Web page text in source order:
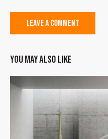
YOU MAY ALSO LIKE